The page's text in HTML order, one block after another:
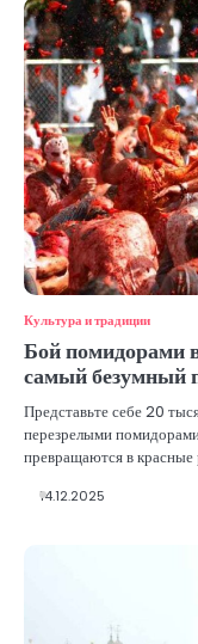
Культура и традиции
Бой помидорами
самый безумный
Представьте себе 20
перезрелыми
превращаются в
14.12.2025